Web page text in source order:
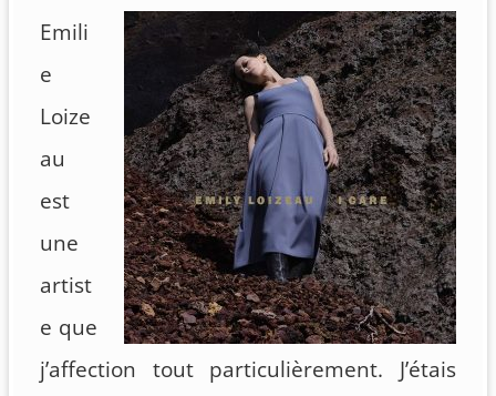
Emili
e
Loize
au
est
une
artist
e que
j’affection tout particulièrement. J’étais